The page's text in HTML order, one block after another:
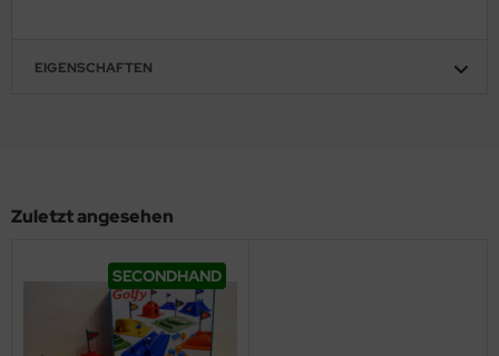
EIGENSCHAFTEN
Zuletzt angesehen
SECONDHAND